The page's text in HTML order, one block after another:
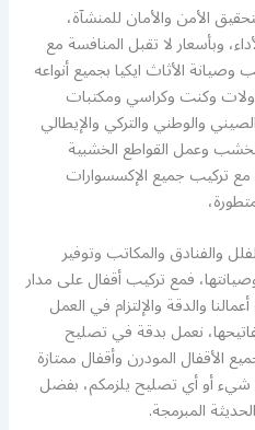
الأمن والأمان للمنشآة،
وبأسعار لا تقبل المنافسة مع
الأثاث ايكيا بجميع أنواعه
وكنت وكراسي ومكتبات
والوطني والتركي والإيطالي
وعمل القواطع الخشبية
مع تركيب جميع الإكسسوارات
والفنادق والمكاتب وتوفير
فمع تركيب أقفال على مدار
والدقة والإلتزام في العمل
نعمل بدقة في تصليح
الأقفال المودرن وأقفال ممتازة
أو أي تصليح يلزمكم، بفضل
المبرمجة.